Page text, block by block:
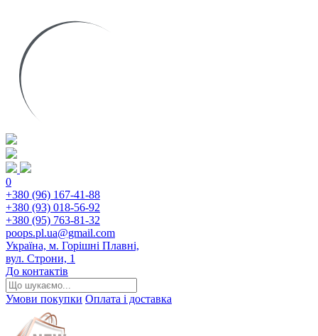
0
+380 (96) 167-41-88
+380 (93) 018-56-92
+380 (95) 763-81-32
poops.pl.ua@gmail.com
Україна, м. Горішні Плавні,
вул. Строни, 1
До контактів
Умови покупки Оплата і доставка